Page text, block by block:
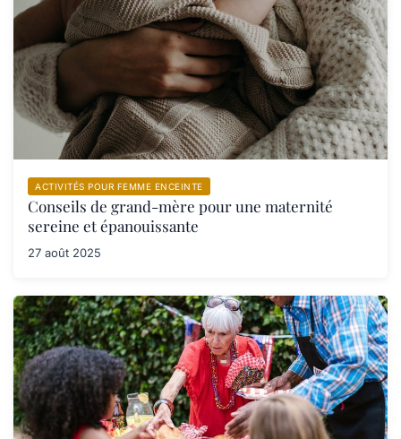
ACTIVITÉS POUR FEMME ENCEINTE
Conseils de grand-mère pour une maternité
sereine et épanouissante
27 août 2025